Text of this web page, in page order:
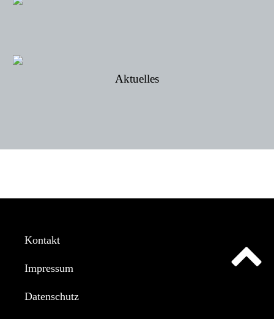
Aktuelles
Kontakt
Impressum
Datenschutz